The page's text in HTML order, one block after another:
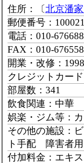
住所：〔北京潘
郵便番号：
電話：010-
FAX：010-
開業・改修：
クレジットカー
部屋数：341
飲食関連：中
娯楽・ジム等：
その他の施設
ト手配 障害者
付加料金：エキ